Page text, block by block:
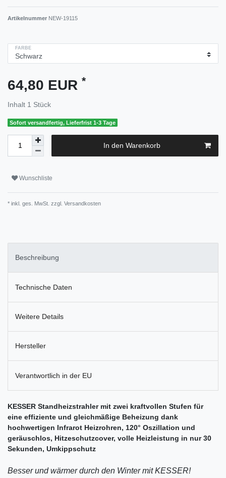
Artikelnummer NEW-19115
FARBE
64,80 EUR *
Inhalt 1 Stück
Sofort versandfertig, Lieferfrist 1-3 Tage
In den Warenkorb
Wunschliste
* inkl. ges. MwSt. zzgl. Versandkosten
Beschreibung
Technische Daten
Weitere Details
Hersteller
Verantwortlich in der EU
KESSER Standheizstrahler mit zwei kraftvollen Stufen für
eine effiziente und gleichmäßige Beheizung dank
hochwertigen Infrarot Heizrohren, 120° Oszillation und
geräuschlos, Hitzeschutzcover, volle Heizleistung in nur 30
Sekunden, Umkippschutz
Besser und wärmer durch den Winter mit KESSER!